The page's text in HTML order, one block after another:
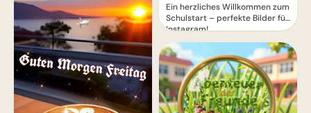
Ein herzliches Willkommen zum
Schulstart – perfekte Bilder für
Instagram!